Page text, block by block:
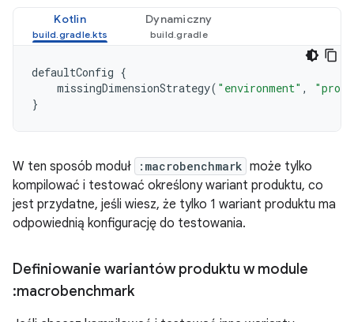
Kotlin Dynamiczny
defaultConfig {
missingDimensionStrategy( "environment" ,
}
W ten sposób moduł :macrobenchmark może tylko
kompilować i testować określony wariant produktu, co
jest przydatne, jeśli wiesz, że tylko 1 wariant produktu ma
odpowiednią konfigurację do testowania.
Definiowanie wariantów produktu w module
:macrobenchmark